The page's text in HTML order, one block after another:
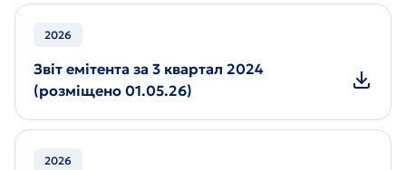
2026
Звіт емітента за 3 квартал 2024
(розміщено 01.05.26)
2026